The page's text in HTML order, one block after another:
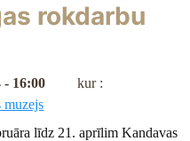
rokdarbu
- 16:00
kur :
muzejs
līdz 21. aprīlim Kandavas